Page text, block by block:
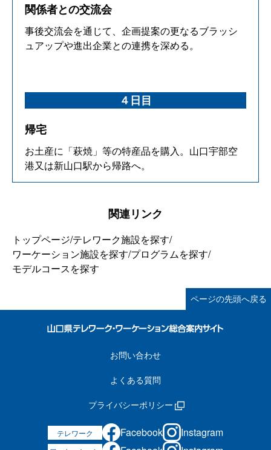
関係者との交流会
事後交流会を通じて、企画提案の更なるブラッシ
ュアップや進出企業との連携を深める。
４日目
帰宅
お土産に「萩焼」等の特産品を購入。山口宇部空
港又は新山口駅から帰路へ。
関連リンク
トップページ/テレワーク施設を探す/
ワーケーション施設を探す/プログラムを探す/
モデルコースを探す
ページの先頭へ戻る
お問い合わせ
よくある質問
プライバシーポリシー
テレワーク Facebook Instagram